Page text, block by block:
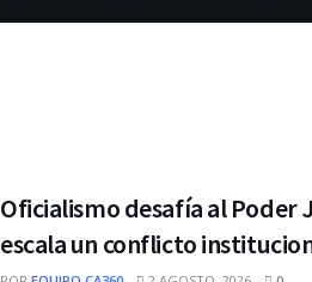
Oficialismo desafía al Poder
escala un conflicto